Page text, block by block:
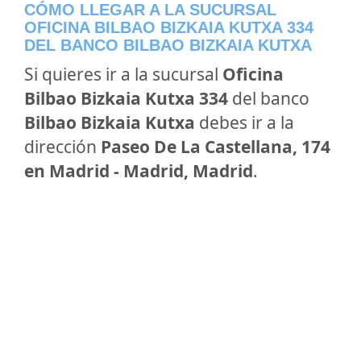
CÓMO LLEGAR A LA SUCURSAL
OFICINA BILBAO BIZKAIA KUTXA 334
DEL BANCO BILBAO BIZKAIA KUTXA
Si quieres ir a la sucursal Oficina
Bilbao Bizkaia Kutxa 334 del banco
Bilbao Bizkaia Kutxa debes ir a la
dirección Paseo De La Castellana, 174
en Madrid - Madrid, Madrid.